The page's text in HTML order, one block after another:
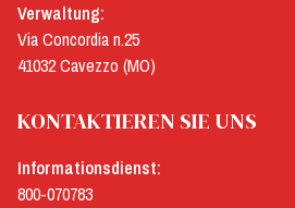
Verwaltung:
Via Concordia n.25
41032 Cavezzo (MO)
KONTAKTIEREN SIE UNS
Informationsdienst:
800-070783